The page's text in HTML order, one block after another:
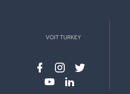
VOIT TURKEY
Facebook
instagram
twitter